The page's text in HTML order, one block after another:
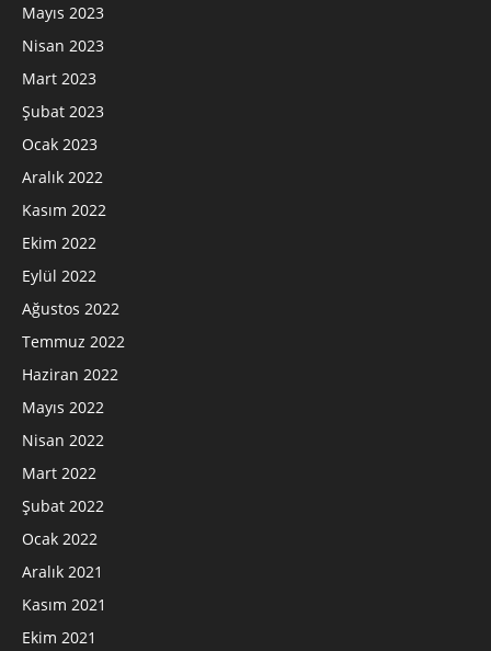
Mayıs 2023
Nisan 2023
Mart 2023
Şubat 2023
Ocak 2023
Aralık 2022
Kasım 2022
Ekim 2022
Eylül 2022
Ağustos 2022
Temmuz 2022
Haziran 2022
Mayıs 2022
Nisan 2022
Mart 2022
Şubat 2022
Ocak 2022
Aralık 2021
Kasım 2021
Ekim 2021